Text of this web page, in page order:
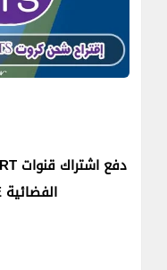
الفضائية CNE عن طريق فوري